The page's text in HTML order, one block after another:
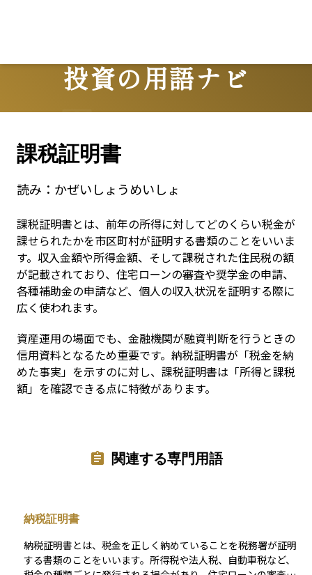
投資の用語ナビ
Terms
課税証明書
読み： かぜいしょうめいしょ
課税証明書とは、前年の所得に対してどのくらい税金が
課せられたかを市区町村が証明する書類のことをいいま
す。収入金額や所得金額、そして課税された住民税の額
が記載されており、住宅ローンの審査や奨学金の申請、
各種補助金の申請など、個人の収入状況を証明する際に
広く使われます。
資産運用の場面でも、金融機関が融資判断を行うときの
信用資料となるため重要です。納税証明書が「税金を納
めた事実」を示すのに対し、課税証明書は「所得と課税
額」を確認できる点に特徴があります。
関連する専門用語
納税証明書
納税証明書とは、税金を正しく納めていることを税務署が証明
する書類のことをいいます。所得税や法人税、自動車税など、